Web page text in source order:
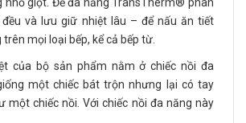
và lưu giữ nhiệt lâu – để nấu ăn tiết
mọi loại bếp, kể cả bếp từ.
của bộ sản phẩm nằm ở chiếc nồi đa
một chiếc bát trộn nhưng lại có tay
một chiếc nồi. Với chiếc nồi đa năng này